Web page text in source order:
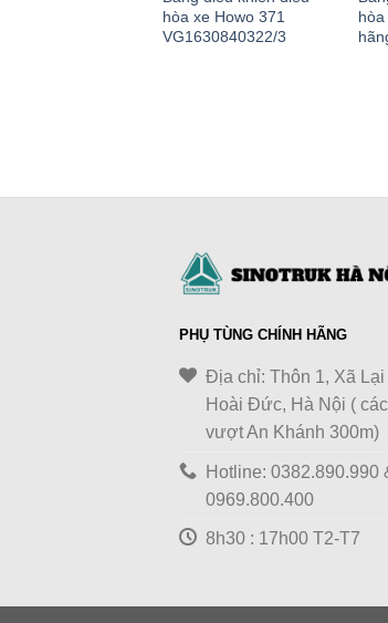
hòa xe Howo 371
VG1630840322/3
PHỤ TÙNG CHÍNH HÃNG
Địa chỉ: Thôn 1, Xã Lại
Hoài Đức, Hà Nội (
vượt An Khánh 300m)
Hotline: 0382.890.990
0969.800.400
8h30 : 17h00 T2-T7